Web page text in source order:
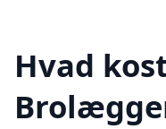
Hvad